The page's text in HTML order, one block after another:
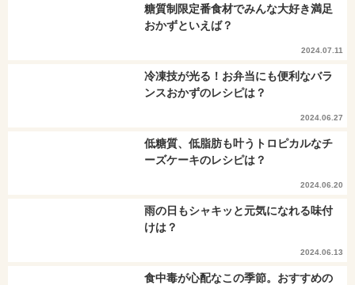
糖質制限定番食材でみんな大好き満足
おかずといえば？
2024.07.11
冷凍技が光る！お弁当にも便利なバラ
ンスおかずのレシピは？
2024.06.27
低糖質、低脂肪も叶うトロピカルなチ
ーズケーキのレシピは？
2024.06.20
雨の日もシャキッと元気になれる味付
けは？
2024.06.13
食中毒が心配なこの季節。おすすめの